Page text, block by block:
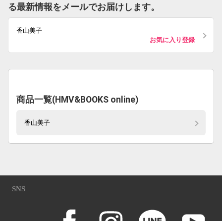
る最新情報をメールでお届けします。
香山美子
お気に入り登録
商品一覧(HMV&BOOKS online)
香山美子
SNS